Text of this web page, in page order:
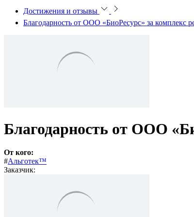
Достижения и отзывы
Благодарность от ООО «БиоРесурс» за комплекс
Благодарность от ООО
От кого:
#Альготек™
Заказчик: